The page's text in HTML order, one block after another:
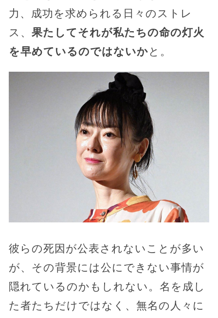
力、成功を求められる日々のストレ
ス、 果たしてそれが私たちの命の灯火
を早めているのではないかと。
彼らの死因が公表されないことが多い
が、その背景には公にできない事情が
隠れているのかもしれない。名を成し
た者たちだけではなく、無名の人々に